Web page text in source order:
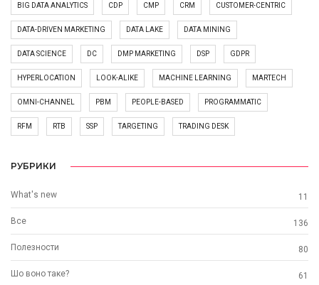
BIG DATA ANALYTICS CDP CMP CRM CUSTOMER-CENTRIC
DATA-DRIVEN MARKETING DATA LAKE DATA MINING
DATA SCIENCE DC DMP MARKETING DSP GDPR
HYPERLOCATION LOOK-ALIKE MACHINE LEARNING MARTECH
OMNI-CHANNEL PBM PEOPLE-BASED PROGRAMMATIC
RFM RTB SSP TARGETING TRADING DESK
РУБРИКИ
What's new 11
Все 136
Полезности 80
Шо воно таке? 61